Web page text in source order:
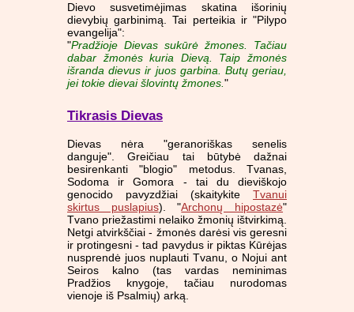
Dievo susvetimėjimas skatina išorinių
dievybių garbinimą. Tai perteikia ir "Pilypo
evangelija":
"Pradžioje Dievas sukūrė žmones. Tačiau
dabar žmonės kuria Dievą. Taip žmonės
išranda dievus ir juos garbina. Butų geriau,
jei tokie dievai šlovintų žmones."
Tikrasis Dievas
Dievas nėra "geranoriškas senelis
danguje". Greičiau tai būtybė dažnai
besirenkanti "blogio" metodus. Tvanas,
Sodoma ir Gomora - tai du dieviškojo
genocido pavyzdžiai (skaitykite Tvanui
skirtus puslapius). "Archonų hipostazė"
Tvano priežastimi nelaiko žmonių ištvirkimą.
Netgi atvirkščiai - žmonės darėsi vis geresni
ir protingesni - tad pavydus ir piktas Kūrėjas
nusprendė juos nuplauti Tvanu, o Nojui ant
Seiros kalno (tas vardas neminimas
Pradžios knygoje, tačiau nurodomas
vienoje iš Psalmių) arką.